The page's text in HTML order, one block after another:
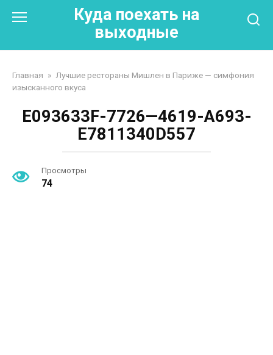
Куда поехать на
выходные
Главная » Лучшие рестораны Мишлен в Париже — симфония
изысканного вкуса
E093633F-7726—4619-A693-
E7811340D557
Просмотры
74